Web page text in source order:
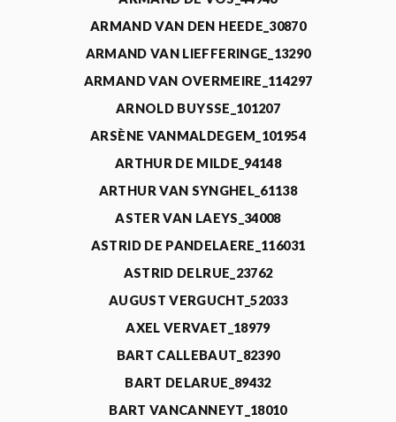
ARMAND VAN DEN HEEDE_30870
ARMAND VAN LIEFFERINGE_13290
ARMAND VAN OVERMEIRE_114297
ARNOLD BUYSSE_101207
ARSÈNE VANMALDEGEM_101954
ARTHUR DE MILDE_94148
ARTHUR VAN SYNGHEL_61138
ASTER VAN LAEYS_34008
ASTRID DE PANDELAERE_116031
ASTRID DELRUE_23762
AUGUST VERGUCHT_52033
AXEL VERVAET_18979
BART CALLEBAUT_82390
BART DELARUE_89432
BART VANCANNEYT_18010